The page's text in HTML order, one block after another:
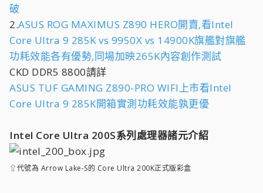
破
2.ASUS ROG MAXIMUS Z890 HERO開賣,看Intel
Core Ultra 9 285K vs 9950X vs 14900K旗艦對旗艦
功耗效能各有優勢,同場加映265K內容創作測試
CKD DDR5 8800請詳
ASUS TUF GAMING Z890-PRO WIFI上市看Intel
Core Ultra 9 285K開箱實測功耗效能孰更優
Intel Core Ultra 200S系列處理器諸元介紹
⇧代號為 Arrow Lake-S的 Core Ultra 200K正式版彩盒